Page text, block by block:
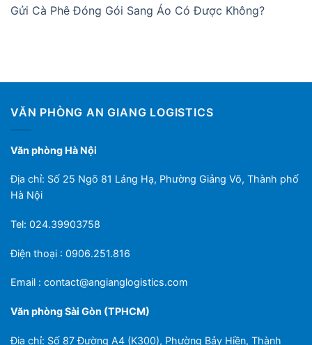
Gửi Cà Phê Đóng Gói Sang Áo Có Được Không?
VĂN PHÒNG AN GIANG LOGISTICS
Văn phòng Hà Nội
Địa chỉ: Số 25 Ngõ 81 Láng Hạ, Phường Giảng Võ, Thành phố
Hà Nội
Tel: 024.39903758
Điện thoại : 0906.251.816
Email : contact@angianglogistics.com
Văn phòng Sài Gòn (TPHCM)
Địa chỉ: Số 87 Đường A4 (K300), Phường Bảy Hiền, Thành